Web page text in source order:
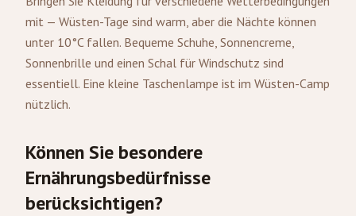
mit — Wüsten-Tage sind warm, aber die Nächte können
unter 10°C fallen. Bequeme Schuhe, Sonnencreme,
Sonnenbrille und einen Schal für Windschutz sind
essentiell. Eine kleine Taschenlampe ist im Wüsten-Camp
nützlich.
Können Sie besondere
Ernährungsbedürfnisse
berücksichtigen?